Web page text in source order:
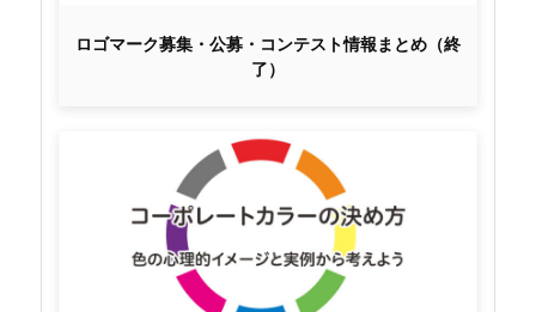
ロゴマーク募集・公募・コンテスト情報まとめ（終
了）